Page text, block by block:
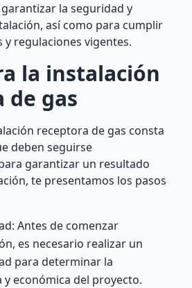
la seguridad y
así como para cumplir
y regulaciones vigentes.
la instalación
de gas
receptora de gas consta
deben seguirse
garantizar un resultado
te presentamos los pasos
Antes de comenzar
es necesario realizar un
para determinar la
económica del proyecto.